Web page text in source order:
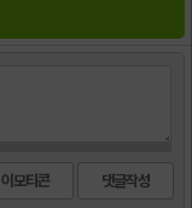
이모티콘